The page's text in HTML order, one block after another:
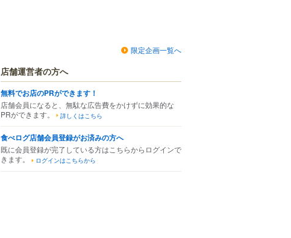
限定企画一覧へ
店舗運営者の方へ
無料でお店のPRができます！
店舗会員になると、無駄な広告費をかけずに効果的な
PRができます。
詳しくはこちら
食べログ店舗会員登録がお済みの方へ
既に会員登録が完了している方はこちらからログインで
きます。
ログインはこちらから